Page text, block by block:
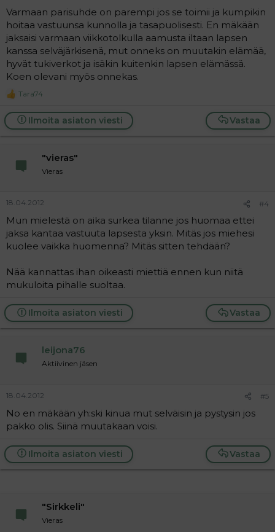
Varmaan parisuhde on parempi jos se toimii ja kumpikin
hoitaa vastuunsa kunnolla ja tasapuolisesti. En mäkään
jaksaisi varmaan viikkotolkulla aamusta iltaan lapsen
kanssa selväjärkisenä, mut onneks on muutakin elämää,
hyvät tukiverkot ja isäkin kuitenkin lapsen elämässä.
Koen olevani myös onnekas.
R
a
c
t
Tara74
Vastaa
Ilmoita asiaton viesti
"vieras"
Vieras
18.04.2012 #4
Mun mielestä on aika surkea tilanne jos huomaa ettei
jaksa kantaa vastuuta lapsesta yksin. Mitäs jos miehesi
kuolee vaikka huomenna? Mitäs sitten tehdään?
Nää kannattas ihan oikeasti miettiä ennen kun niitä
mukuloita pihalle suoltaa.
Vastaa
Ilmoita asiaton viesti
leijona76
Aktiivinen jäsen
18.04.2012 #5
No en mäkään yh:ski kinua mut selväisin ja pystysin jos
pakko olis. Siinä muutakaan voisi.
Vastaa
Ilmoita asiaton viesti
"Sirkkeli"
Vieras